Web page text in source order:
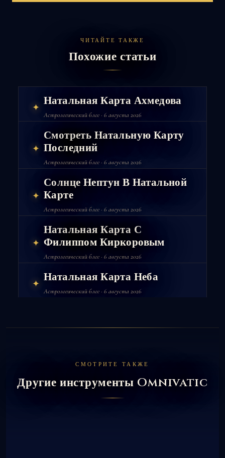
ЧИТАЙТЕ ТАКЖЕ
Похожие статьи
✦ Натальная Карта Ахмедова
Астрологический блог · 6 августа 2026
✦
Смотреть Натальную Карту
Последний
Астрологический блог · 6 августа 2026
✦
Солнце Нептун В Натальной
Карте
Астрологический блог · 6 августа 2026
✦
Натальная Карта С
Филиппом Киркоровым
Астрологический блог · 6 августа 2026
✦ Натальная Карта Неба
Астрологический блог · 6 августа 2026
СМОТРИТЕ ТАКЖЕ
Другие инструменты Omnivatic